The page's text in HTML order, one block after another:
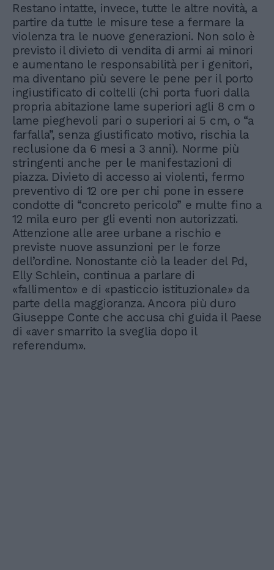
Restano intatte, invece, tutte le altre novità, a
partire da tutte le misure tese a fermare la
violenza tra le nuove generazioni. Non solo è
previsto il divieto di vendita di armi ai minori
e aumentano le responsabilità per i genitori,
ma diventano più severe le pene per il porto
ingiustificato di coltelli (chi porta fuori dalla
propria abitazione lame superiori agli 8 cm o
lame pieghevoli pari o superiori ai 5 cm, o “a
farfalla”, senza giustificato motivo, rischia la
reclusione da 6 mesi a 3 anni). Norme più
stringenti anche per le manifestazioni di
piazza. Divieto di accesso ai violenti, fermo
preventivo di 12 ore per chi pone in essere
condotte di “concreto pericolo” e multe fino a
12 mila euro per gli eventi non autorizzati.
Attenzione alle aree urbane a rischio e
previste nuove assunzioni per le forze
dell’ordine. Nonostante ciò la leader del Pd,
Elly Schlein, continua a parlare di
«fallimento» e di «pasticcio istituzionale» da
parte della maggioranza. Ancora più duro
Giuseppe Conte che accusa chi guida il Paese
di «aver smarrito la sveglia dopo il
referendum».